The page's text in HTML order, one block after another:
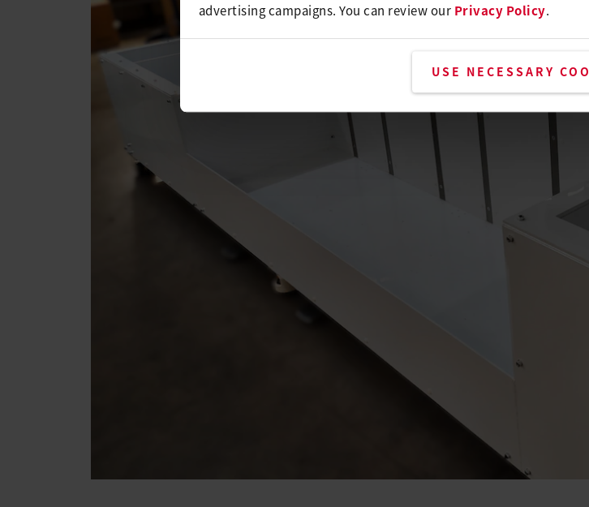
advertising campaigns. You can review our Privacy Policy.
USE NECESSARY